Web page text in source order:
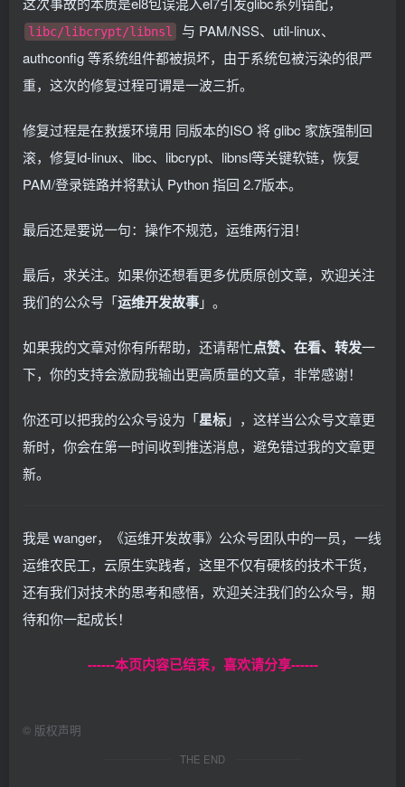
libc/libcrypt/libnsl
与 PAM/NSS、util-linux、
authconfig 等系统组件都被损坏，由于系统包被污染的很严
重，这次的修复过程可谓是一波三折。
修复过程是在救援环境用 同版本的ISO 将 glibc 家族强制回
滚，修复ld-linux、libc、libcrypt、libnsl等关键软链，恢复
PAM/登录链路并将默认 Python 指回 2.7版本。
最后还是要说一句：操作不规范，运维两行泪！
最后，求关注。如果你还想看更多优质原创文章，欢迎关注
我们的公众号「运维开发故事」。
如果我的文章对你有所帮助，还请帮忙点赞、在看、转发一
下，你的支持会激励我输出更高质量的文章，非常感谢！
你还可以把我的公众号设为「星标」，这样当公众号文章更
新时，你会在第一时间收到推送消息，避免错过我的文章更
新。
我是 wanger，《运维开发故事》公众号团队中的一员，一线
运维农民工，云原生实践者，这里不仅有硬核的技术干货，
还有我们对技术的思考和感悟，欢迎关注我们的公众号，期
待和你一起成长！
------本页内容已结束，喜欢请分享------
© 版权声明
THE END